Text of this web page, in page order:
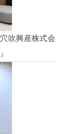
吹興産株式会